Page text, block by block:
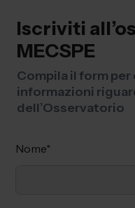
Iscriviti
MECSPE
Compila il form
informazioni
dell’Osservatorio
Nome*